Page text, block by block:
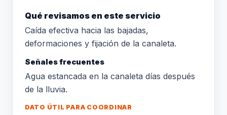
Qué revisamos en este servicio
Caída efectiva hacia las bajadas,
deformaciones y fijación de la canaleta.
Señales frecuentes
Agua estancada en la canaleta días después
de la lluvia.
DATO ÚTIL PARA COORDINAR